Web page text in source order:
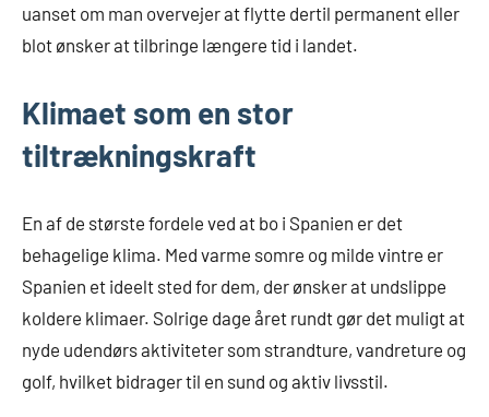
uanset om man overvejer at flytte dertil permanent eller
blot ønsker at tilbringe længere tid i landet.
Klimaet som en stor
tiltrækningskraft
En af de største fordele ved at bo i Spanien er det
behagelige klima. Med varme somre og milde vintre er
Spanien et ideelt sted for dem, der ønsker at undslippe
koldere klimaer. Solrige dage året rundt gør det muligt at
nyde udendørs aktiviteter som strandture, vandreture og
golf, hvilket bidrager til en sund og aktiv livsstil.